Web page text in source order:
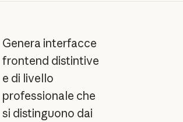
Genera interfacce
frontend distintive
e di livello
professionale che
si distinguono dai